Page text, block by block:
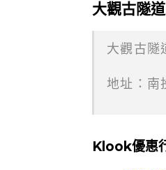
大觀古隧
大觀古隧
地址：南
Klook優惠